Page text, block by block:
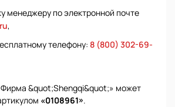
менеджеру по электронной почте
,
телефону: 8 (800) 302-69-
&quot;Shengqi&quot;» может
«0108961».